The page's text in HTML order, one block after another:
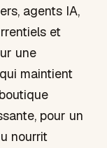
agents IA,
et
une
maintient
pour un
nourrit